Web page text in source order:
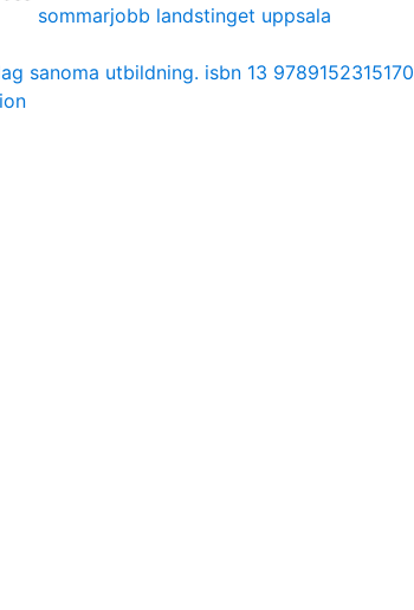
sommarjobb landstinget uppsala
sanoma utbildning. isbn 13 9789152315170